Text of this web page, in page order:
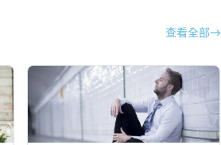
查看全部→